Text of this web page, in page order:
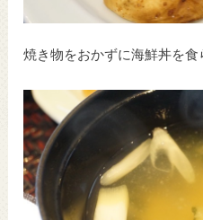
焼き物をおかずに海鮮丼を食